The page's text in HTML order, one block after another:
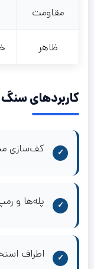
مقاومت
ظاهر
کاربردهای سنگ
کف‌سازی
پله‌ها و
اطراف